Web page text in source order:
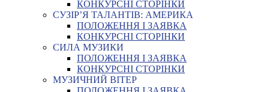
КОНКУРСНІ СТОРІНКИ
СУЗІР’Я ТАЛАНТІВ: АМЕРИКА
ПОЛОЖЕННЯ І ЗАЯВКА
КОНКУРСНІ СТОРІНКИ
СИЛА МУЗИКИ
ПОЛОЖЕННЯ І ЗАЯВКА
КОНКУРСНІ СТОРІНКИ
МУЗИЧНИЙ ВІТЕР